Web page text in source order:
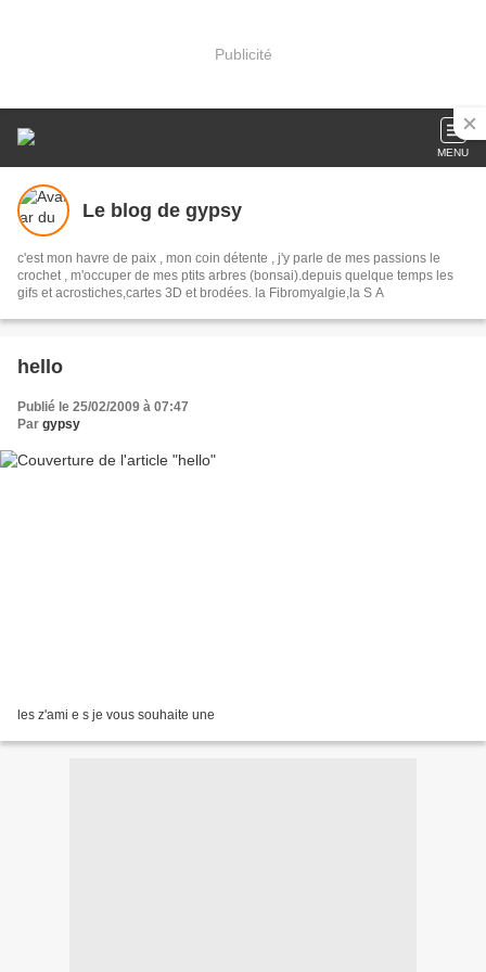
Publicité
MENU
Le blog de gypsy
c'est mon havre de paix , mon coin détente , j'y parle de mes passions le
crochet , m'occuper de mes ptits arbres (bonsai).depuis quelque temps les
gifs et acrostiches,cartes 3D et brodées. la Fibromyalgie,la S A
hello
Publié le 25/02/2009 à 07:47
Par gypsy
les z'ami e s je vous souhaite une